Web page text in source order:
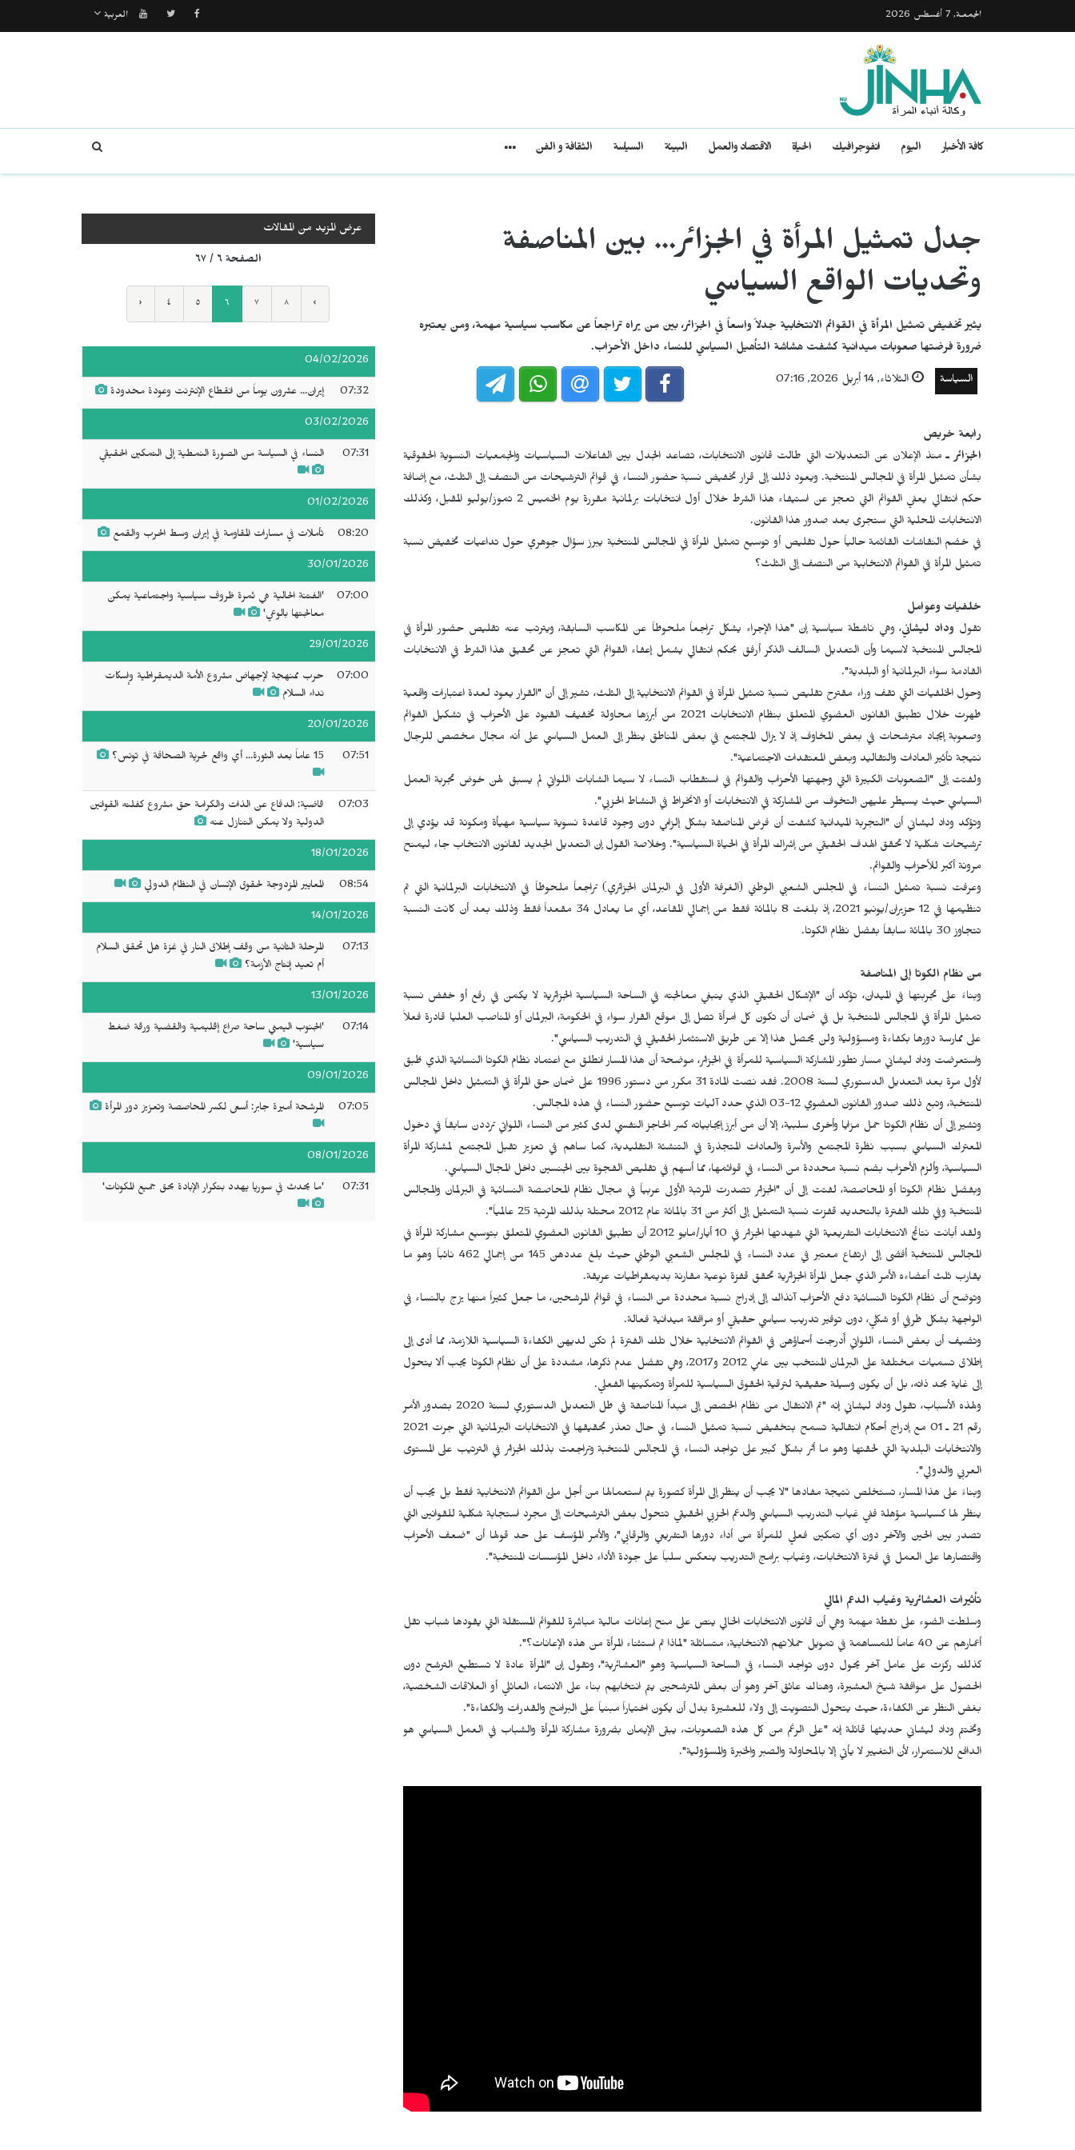
الجمعـة, 7 أغسطس 2026 العربية
كافة الأخبار اليوم انفوجرافيك الحياة الاقتصاد والعمل البيئة السياسة الثقافة و الفن
جدل تمثيل المرأة في الجزائر… بين المناصفة
وتحديات الواقع السياسي
يثير تخفيض تمثيل المرأة في القوائم الانتخابية جدلاً واسعاً في الجزائر، بين من يراه تراجعاً عن مكاسب سياسية مهمة، ومن يعتبره
ضرورة فرضتها صعوبات ميدانية كشفت هشاشة التأهيل السياسي للنساء داخل الأحزاب.
السياسة الثلاثاء, 14 أبريل 2026, 07:16
رابعة خريص
الجزائر ـمنذ الإعلان عن التعديلات التي طالت قانون الانتخابات، تصاعد الجدل بين الفاعلات السياسيات والجمعيات النسوية الحقوقية
بشأن تمثيل المرأة في المجالس المنتخبة. ويعود ذلك إلى قرار تخفيض نسبة حضور النساء في قوائم الترشيحات من النصف إلى الثلث، مع إضافة
حكم انتقالي يعفي القوائم التي تعجز عن استيفاء هذا الشرط خلال أول انتخابات برلمانية مقررة يوم الخميس 2 تموز/يوليو المقبل، وكذلك
الانتخابات المحلية التي ستجرى بعد صدور هذا القانون.
في خضم النقاشات القائمة حالياً حول تقليص أو توسيع تمثيل المرأة في المجالس المنتخبة يبرز سؤال جوهري حول تداعيات تخفيض نسبة
تمثيل المرأة في القوائم الانتخابية من النصف إلى الثلث؟
خلفيات وعوامل
تقول وداد ليشاني، وهي ناشطة سياسية إن "هذا الإجراء يشكل تراجعاً ملحوظاً عن المكاسب السابقة، ويترتب عنه تقليص حضور المرأة في
المجالس المنتخبة لاسيما وأن التعديل السالف الذكر أرفق بحكم انتقالي يشمل إعفاء القوائم التي تعجز عن تحقيق هذا الشرط في الانتخابات
القادمة سواء البرلمانية أو البلدية".
وحول الخلفيات التي تقف وراء مقترح تقليص نسبة تمثيل المرأة في القوائم الانتخابية إلى الثلث، تشير إلى أن "القرار يعود لعدة اعتبارات واقعية
ظهرت خلال تطبيق القانون العضوي المتعلق بنظام الانتخابات 2021 من أبرزها محاولة تخفيف القيود على الأحزاب في تشكيل القوائم
وصعوبة إيجاد مترشحات في بعض المخاوف إذ لا يزال المجتمع في بعض المناطق ينظر إلى العمل السياسي على أنه مجال مخصص للرجال
نتيجة تأثير العادات والتقاليد وبعض المعتقدات الاجتماعية".
ولفتت إلى "الصعوبات الكبيرة التي وجهتها الأحزاب والقوائم في استقطاب النساء لا سيما الشابات اللواتي لم يسبق لهن خوض تجربة العمل
السياسي حيث يسيطر عليهن التخوف من المشاركة في الانتخابات أو الانخراط في النشاط الحزبي".
وتؤكد وداد ليشاني أن "التجربة الميدانية كشفت أن فرض المناصفة بشكل إلزامي دون وجود قاعدة نسوية سياسية مهيأة ومكونة قد يؤدي إلى
ترشيحات شكلية لا تحقق الهدف الحقيقي من إشراك المرأة في الحياة السياسية". وخلاصة القول إن التعديل الجديد لقانون الانتخاب جاء ليمنح
مرونة أكبر للأحزاب والقوائم.
وعرفت نسبة تمثيل النساء في المجلس الشعبي الوطني (الغرفة الأولى في البرلمان الجزائري) تراجعاً ملحوظاً في الانتخابات البرلمانية التي تم
تنظيمها في 12 حزيران/يونيو 2021، إذ بلغت 8 بالمائة فقط من إجمالي المقاعد، أي ما يعادل 34 مقعداً فقط وذلك بعد أن كانت النسبة
تتجاوز 30 بالمائة سابقاً بفضل نظام الكوتا.
من نظام الكوتا إلى المناصفة
وبناءً على تجربتها في الميدان، تؤكد أن "الإشكال الحقيقي الذي ينبغي معالجته في الساحة السياسية الجزائرية لا يكمن في رفع أو خفض نسبة
تمثيل المرأة في المجالس المنتخبة بل في ضمان أن تكون كل امرأة تصل إلى موقع القرار سواء في الحكومة، البرلمان أو المناصب العليا قادرة فعلاً
على ممارسة دورها بكفاءة ومسؤولية ولن يحصل هذا إلا عن طريق الاستثمار الحقيقي في التدريب السياسي".
واستعرضت وداد ليشاني مسار تطور المشاركة السياسية للمرأة في الجزائر، موضحة أن هذا المسار انطلق مع اعتماد نظام الكوتا النسائية الذي طُبق
لأول مرة بعد التعديل الدستوري لسنة 2008. فقد نصت المادة 31 مكرر من دستور 1996 على ضمان حق المرأة في التمثيل داخل المجالس
المنتخبة، وتبع ذلك صدور القانون العضوي 12-03 الذي حدد آليات توسيع حضور النساء في هذه المجالس.
وتشير إلى أن نظام الكوتا حمل مزايا وأخرى سلبية، إلا أن من أبرز إيجابياته كسر الحاجز النفسي لدى كثير من النساء اللواتي ترددن سابقاً في دخول
المعترك السياسي بسبب نظرة المجتمع والأسرة والعادات المتجذرة في التنشئة التقليدية، كما ساهم في تعزيز تقبل المجتمع لمشاركة المرأة
السياسية، وألزم الأحزاب بضم نسبة محددة من النساء في قوائمها، مما أسهم في تقليص الفجوة بين الجنسين داخل المجال السياسي.
وبفضل نظام الكوتا أو المحاصصة، لفتت إلى أن "الجزائر تصدرت المرتبة الأولى عربياً في مجال نظام المحاصصة النسائية في البرلمان والمجالس
المنتخبة وفي تلك الفترة بالتحديد قفزت نسبة التمثيل إلى أكثر من 31 بالمائة عام 2012 محتلة بذلك المرتبة 25 عالمياً".
ولقد أبانت نتائج الانتخابات التشريعية التي شهدتها الجزائر في 10 أيار/مايو 2012 أن تطبيق القانون العضوي المتعلق بتوسيع مشاركة المرأة في
المجالس المنتخبة أفضى إلى ارتفاع معتبر في عدد النساء في المجلس الشعبي الوطني حيث بلغ عددهن 145 من إجمالي 462 نائباً وهو ما
يقارب ثلث أعضاءه الأمر الذي جعل المرأة الجزائرية تحقق قفزة نوعية مقارنة بديمقراطيات عريقة.
وتوضح أن نظام الكوتا النسائية دفع الأحزاب آنذاك إلى إدراج نسبة محددة من النساء في قوائم المرشحين، ما جعل كثيراً منها يزج بالنساء في
الواجهة بشكل ظرفي أو شكلي، دون توفير تدريب سياسي حقيقي أو مرافقة ميدانية فعالة.
وتضيف أن بعض النساء اللواتي أُدرجت أسماؤهن في القوائم الانتخابية خلال تلك الفترة لم تكن لديهن الكفاءة السياسية اللازمة، مما أدى إلى
إطلاق تسميات مختلفة على البرلمان المنتخب بين عامي 2012 و2017، وهي تفضل عدم ذكرها، مشددة على أن نظام الكوتا يجب ألا يتحول
إلى غاية بحد ذاته، بل أن يكون وسيلة حقيقية لترقية الحقوق السياسية للمرأة وتمكينها الفعلي.
ولهذه الأسباب، تقول وداد ليشاني إنه "تم الانتقال من نظام الحصص إلى مبدأ المناصفة في ظل التعديل الدستوري لسنة 2020 بصدور الأمر
رقم 21 ـ 01 مع إدراج أحكام انتقالية تسمح بتخفيض نسبة تمثيل النساء في حال تعذر تحقيقها في الانتخابات البرلمانية التي جرت 2021
والانتخابات البلدية التي لحقتها وهو ما أثر بشكل كبير على تواجد النساء في المجالس المنتخبة وتراجعت بذلك الجزائر في الترتيب على المستوى
العربي والدولي".
وبناءً على هذا المسار، تستخلص نتيجة مفادها "لا يجب أن ينظر إلى المرأة كصورة يتم استعمالها من أجل ملئ القوائم الانتخابية فقط بل يجب أن
ينظر لها كسياسية مؤهلة ففي غياب التدريب السياسي والدعم الحزبي الحقيقي تتحول بعض الترشيحات إلى مجرد استجابة شكلية للقوانين التي
تصدر بين الحين والآخر دون أي تمكين فعلي للمرأة من أداء دورها التشريعي والرقابي"، والأمر المؤسف على حد قولها أن "ضعف الأحزاب
واقتصارها على العمل في فترة الانتخابات، وغياب برامج التدريب ينعكس سلباً على جودة الأداء داخل المؤسسات المنتخبة".
تأثيرات العشائرية وغياب الدعم المالي
وسلطت الضوء على نقطة مهمة وهي أن قانون الانتخابات الحالي ينص على منح إعانات مالية مباشرة للقوائم المستقلة التي يقودها شباب تقل
أعمارهم عن 40 عاماً للمساهمة في تمويل حملاتهم الانتخابية، متسائلة "لماذا تم استثناء المرأة من هذه الإعانات؟".
كذلك ركزت على عامل آخر يحول دون تواجد النساء في الساحة السياسية وهو "العشائرية"، وتقول إن "المرأة عادة لا تستطيع الترشح دون
الحصول على موافقة شيخ العشيرة، وهناك عائق آخر وهو أن بعض المترشحين يتم انتخابهم بناء على الانتماء العائلي أو العلاقات الشخصية،
بغض النظر عن الكفاءة، حيث يتحول التصويت إلى ولاء للعشيرة بدل أن يكون اختياراً مبنياً على البرامج والقدرات والكفاءة".
وتختتم وداد ليشاني حديثها قائلة إنه "على الرغم من كل هذه الصعوبات، يبقى الإيمان بضرورة مشاركة المرأة والشباب في العمل السياسي هو
الدافع للاستمرار، لأن التغيير لا يأتي إلا بالمحاولة والصبر والخبرة والمسؤولية".
عرض المزيد من المقالات
الصفحة ٦ / ٦٧
‹ ٤ ٥ ٦ ٧ ٨ ›
04/02/2026
07:32 إيران... عشرون يوماً من انقطاع الإنترنت وعودة محدودة
03/02/2026
07:31 النساء في السياسة من الصورة النمطية إلى التمكين الحقيقي
01/02/2026
08:20 تأملات في مسارات المقاومة في إيران وسط الحرب والقمع
30/01/2026
07:00
'الفتنة الحالية هي ثمرة ظروف سياسية واجتماعية يمكن
معالجتها بالوعي'
29/01/2026
07:00
حرب ممنهجة لإجهاض مشروع الأمة الديمقراطية وإسكات
نداء السلام
20/01/2026
07:51 15 عاماً بعد الثورة... أي واقع لحرية الصحافة في تونس؟
07:03
قاضية: الدفاع عن الذات والكرامة حق مشروع كفلته القوانين
الدولية ولا يمكن التنازل عنه
18/01/2026
08:54 المعايير المزدوجة لحقوق الإنسان في النظام الدولي
14/01/2026
07:13
المرحلة الثانية من وقف إطلاق النار في غزة هل تحقق السلام
أم تعيد إنتاج الأزمة؟
13/01/2026
07:14
'الجنوب اليمني ساحة صراع إقليمية والقضية ورقة ضغط
سياسية'
09/01/2026
07:05 المرشحة أميرة جابر: أسعى لكسر المحاصصة وتعزيز دور المرأة
08/01/2026
07:31 'ما يحدث في سوريا يهدد بتكرار الإبادة بحق جميع المكونات'